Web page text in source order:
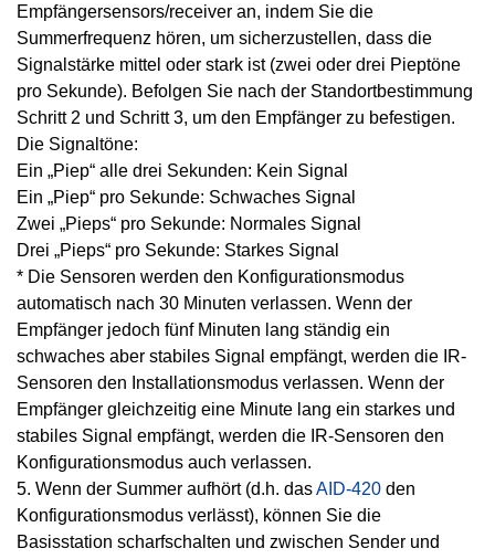
Empfängersensors/receiver an, indem Sie die
Summerfrequenz hören, um sicherzustellen, dass die
Signalstärke mittel oder stark ist (zwei oder drei Pieptöne
pro Sekunde). Befolgen Sie nach der Standortbestimmung
Schritt 2 und Schritt 3, um den Empfänger zu befestigen.
Die Signaltöne:
Ein „Piep“ alle drei Sekunden: Kein Signal
Ein „Piep“ pro Sekunde: Schwaches Signal
Zwei „Pieps“ pro Sekunde: Normales Signal
Drei „Pieps“ pro Sekunde: Starkes Signal
* Die Sensoren werden den Konfigurationsmodus
automatisch nach 30 Minuten verlassen. Wenn der
Empfänger jedoch fünf Minuten lang ständig ein
schwaches aber stabiles Signal empfängt, werden die IR-
Sensoren den Installationsmodus verlassen. Wenn der
Empfänger gleichzeitig eine Minute lang ein starkes und
stabiles Signal empfängt, werden die IR-Sensoren den
Konfigurationsmodus auch verlassen.
5. Wenn der Summer aufhört (d.h. dasAID-420 den
Konfigurationsmodus verlässt), können Sie die
Basisstation scharfschalten und zwischen Sender und